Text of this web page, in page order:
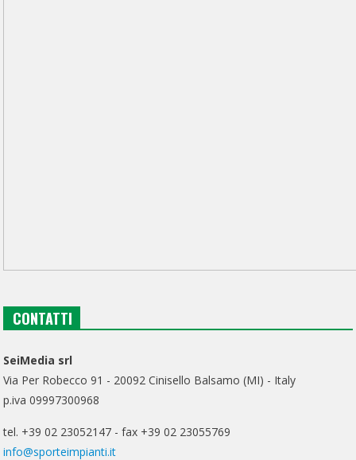
CONTATTI
SeiMedia srl
Via Per Robecco 91 - 20092 Cinisello Balsamo (MI) - Italy
p.iva 09997300968
tel. +39 02 23052147 - fax +39 02 23055769
info@sporteimpianti.it